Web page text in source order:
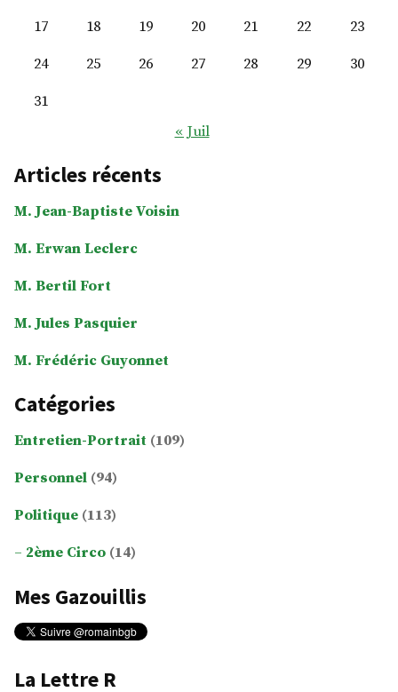
17
18 19 20 21 22
23
24
25 26 27 28 29
30
31
« Juil
Articles récents
M. Jean-Baptiste Voisin
M. Erwan Leclerc
M. Bertil Fort
M. Jules Pasquier
M. Frédéric Guyonnet
Catégories
Entretien-Portrait (109)
Personnel (94)
Politique (113)
2ème Circo (14)
Mes Gazouillis
La Lettre R